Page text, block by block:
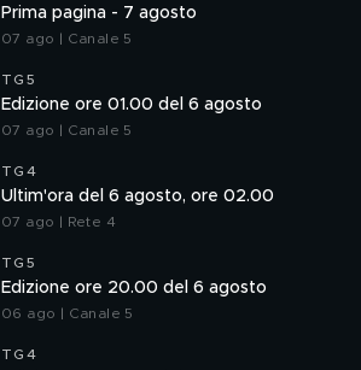
Prima pagina - 7 agosto
07 ago | Canale 5
TG5
Edizione ore 01.00 del 6 agosto
07 ago | Canale 5
TG4
Ultim'ora del 6 agosto, ore 02.00
07 ago | Rete 4
TG5
Edizione ore 20.00 del 6 agosto
06 ago | Canale 5
TG4